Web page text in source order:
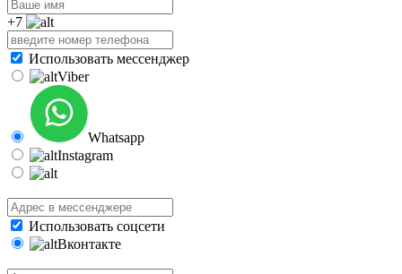
+7
Использовать мессенджер
Viber
Whatsapp
Instagram
Использовать соцсети
Вконтакте